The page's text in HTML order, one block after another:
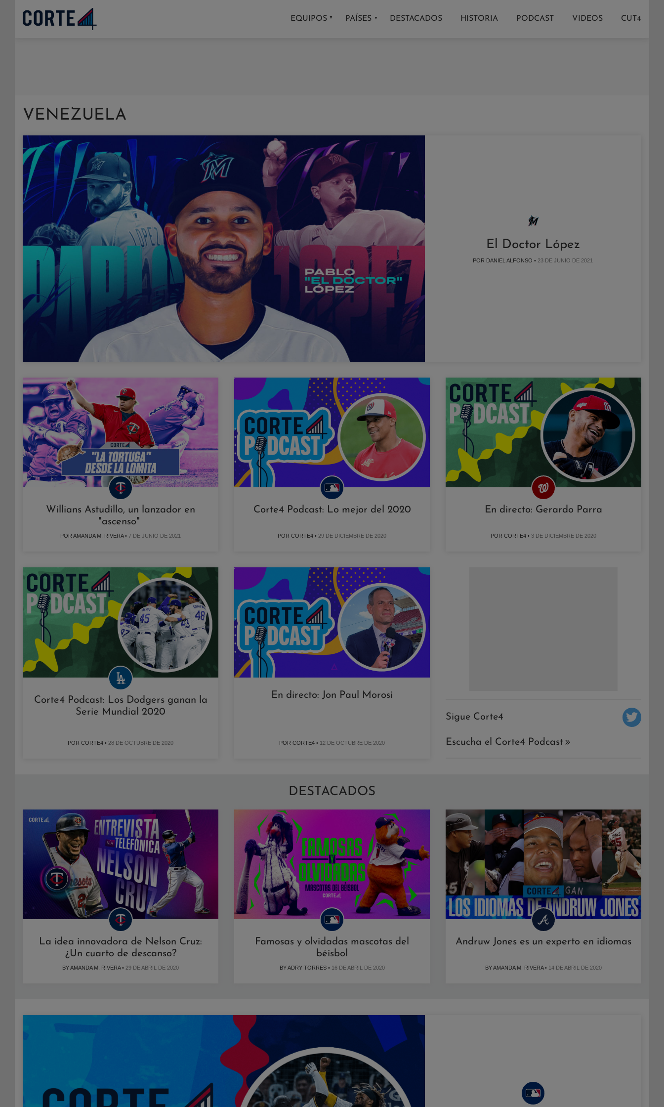
EQUIPOS ▼ PAÍSES ▼ DESTACADOS HISTORIA PODCAST VIDEOS CUT4
VENEZUELA
El Doctor López
POR DANIEL ALFONSO • 23 DE JUNIO DE 2021
Willians Astudillo, un lanzador en
"ascenso"
POR AMANDA M. RIVERA • 7 DE JUNIO DE 2021
Corte4 Podcast: Lo mejor del 2020
POR CORTE4 • 29 DE DICIEMBRE DE 2020
En directo: Gerardo Parra
POR CORTE4 • 3 DE DICIEMBRE DE 2020
Corte4 Podcast: Los Dodgers ganan la
Serie Mundial 2020
POR CORTE4 • 28 DE OCTUBRE DE 2020
En directo: Jon Paul Morosi
POR CORTE4 • 12 DE OCTUBRE DE 2020
Sigue Corte4
Escucha el Corte4 Podcast
DESTACADOS
La idea innovadora de Nelson Cruz:
¿Un cuarto de descanso?
BY AMANDA M. RIVERA • 29 DE ABRIL DE 2020
Famosas y olvidadas mascotas del
béisbol
BY ADRY TORRES • 16 DE ABRIL DE 2020
Andruw Jones es un experto en idiomas
BY AMANDA M. RIVERA • 14 DE ABRIL DE 2020